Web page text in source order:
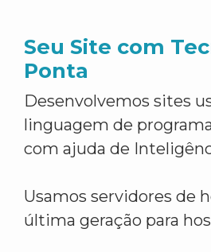
Seu Site com
Ponta
Desenvolvemos sites
linguagem de
com ajuda de
Usamos servidores de
última geração para